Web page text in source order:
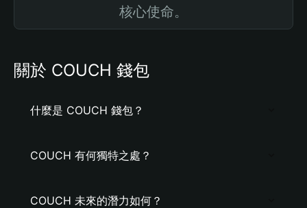
核心使命。
關於 COUCH 錢包
什麼是 COUCH 錢包？
COUCH 有何獨特之處？
COUCH 未來的潛力如何？